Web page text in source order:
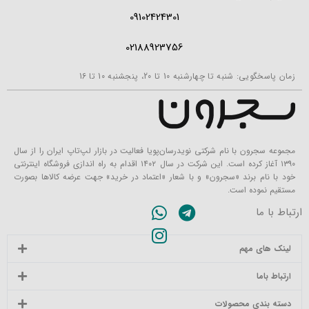
09102424301
02188923756
زمان پاسخگویی: شنبه تا چهارشنبه 10 تا 20، پنجشنبه 10 تا 16
مجموعه سجرون با نام شرکتی نویدرسان‌پویا فعالیت در بازار لپ‌تاپ ایران را از سال
۱۳۹۰ آغاز کرده است. این شرکت در سال ۱۴۰۲ اقدام به راه اندازی فروشگاه اینترنتی
خود با نام برند «سجرون» و با شعار «اعتماد در خرید» جهت عرضه کالاها بصورت
مستقیم نموده است.
ارتباط با ما
لینک های مهم
ارتباط باما
دسته بندی محصولات